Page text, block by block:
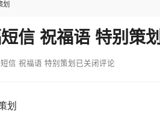
划
信 祝福语 特别策划
信 祝福语 特别策划 已关闭评论
划